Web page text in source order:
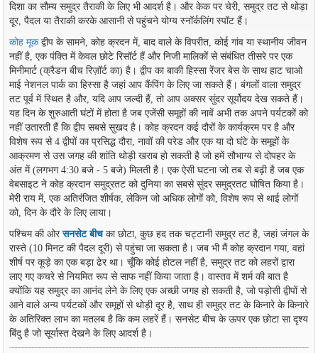
दिशा का सौम्य समुद्र तैराकी के लिए भी आदर्श है। और केक पर चेरी, समुद्र तट से थोड़ा
दूर, पैदल या तैराकी करके आसानी से पहुंचने योग्य स्नॉर्कलिंग स्पॉट हैं।
कोह मूकद्वीप के सामने, कोह क्रदन में, बाद वाले के विपरीत, कोई गांव या स्थानीय जीवन
नहीं है, एक पंक्ति में केवल छोटे रिसॉर्ट हैं और निजी मालिकों से संबंधित तीसरे पर एक
मिनीमार्ट (क्रैडन बीच रिज़ॉर्ट का) है। द्वीप का बाकी हिस्सा रेंजर बेस के साथ हाट चाओ
माई नेशनल पार्क का हिस्सा है जहां आप कैंपिंग के लिए जा सकते हैं। बंगलों वाला समुद्र
तट पूर्व में स्थित है और, यदि आप जल्दी हैं, तो आप अक्सर सुंदर सूर्योदय देख सकते हैं।
यह दिन के शुरुआती घंटों में होता है जब एजेंसी समूहों की नावें अभी तक अपने पर्यटकों को
नहीं उतारती हैं कि द्वीप सबसे सुखद है। कोह क्रदन कई दौरों के कार्यक्रम पर है और
विशेष रूप से 4 द्वीपों का प्रसिद्ध दौरा, नावों की परेड और एक या दो घंटे के समूहों के
आक्रमण से उस जगह की शांति थोड़ी खराब हो सकती है जो हमें सौभाग्य से दोपहर के
अंत में (लगभग 4:30 बजे - 5 बजे) मिलती है। एक ऐसी घटना जो तब से बढ़ी है जब एक
वेबसाइट ने कोह क्रदान समुद्रतट को दुनिया का सबसे सुंदर समुद्रतट घोषित किया है।
मेरी राय में, एक अतिरंजित शीर्षक, लेकिन जो अधिक लोगों को, विशेष रूप से थाई लोगों
को, दिन के दौरे के लिए लाया।
पश्चिम की ओरसनसेट बीचका छोटा, कुछ हद तक चट्टानी समुद्र तट है, जहां जंगल के
रास्ते (10 मिनट की पैदल दूरी) से पहुंचा जा सकता है। जब भी मैं कोह क्रदान गया, वहां
शीर्ष पर कूड़े का एक बड़ा ढेर था। चूँकि कोई होटल नहीं है, समुद्र तट को लहरों द्वारा
लाए गए कचरे से नियमित रूप से साफ नहीं किया जाता है। वास्तव में शर्म की बात है
क्योंकि यह समुद्र का आनंद लेने के लिए एक अच्छी जगह हो सकती है, जो पड़ोसी द्वीपों से
आने वाले अन्य पर्यटकों और समूहों से थोड़ी दूर है, साथ ही समुद्र तट के किनारे के किनारे
के अतिरिक्त लाभ का मतलब है कि कम लहरें हैं। सनसेट बीच के ऊपर एक छोटा सा दृश्य
बिंदु है जो सूर्यास्त देखने के लिए आदर्श है।